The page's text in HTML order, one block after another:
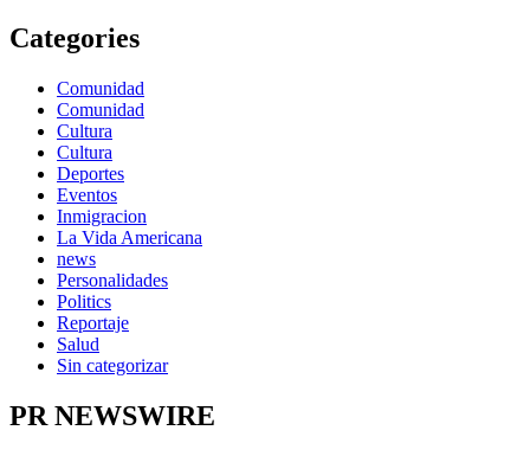
Categories
Comunidad
Comunidad
Cultura
Cultura
Deportes
Eventos
Inmigracion
La Vida Americana
news
Personalidades
Politics
Reportaje
Salud
Sin categorizar
PR NEWSWIRE